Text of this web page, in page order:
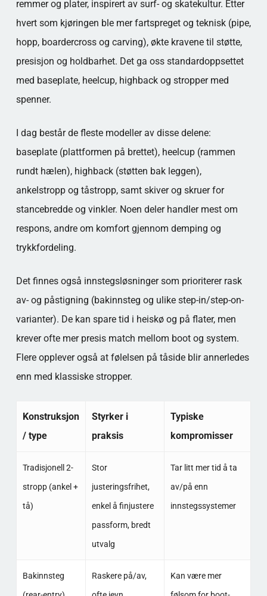
remmer og plater, inspirert av surf- og skatekultur. Etter
hvert som kjøringen ble mer fartspreget og teknisk (pipe,
hopp, boardercross og carving), økte kravene til støtte,
presisjon og holdbarhet. Det ga oss standardoppsettet
med baseplate, heelcup, highback og stropper med
spenner.
I dag består de fleste modeller av disse delene:
baseplate (plattformen på brettet), heelcup (rammen
rundt hælen), highback (støtten bak leggen),
ankelstropp og tåstropp, samt skiver og skruer for
stancebredde og vinkler. Noen deler handler mest om
respons, andre om komfort gjennom demping og
trykkfordeling.
Det finnes også innstegsløsninger som prioriterer rask
av- og påstigning (bakinnsteg og ulike step-in/step-on-
varianter). De kan spare tid i heiskø og på flater, men
krever ofte mer presis match mellom boot og system.
Flere opplever også at følelsen på tåside blir annerledes
enn med klassiske stropper.
Konstruksjon
/ type
Styrker i
praksis
Typiske
kompromisser
Tradisjonell 2-
stropp (ankel +
tå)
Stor
justeringsfrihet,
enkel å finjustere
passform, bredt
utvalg
Tar litt mer tid å ta
av/på enn
innstegssystemer
Bakinnsteg
Raskere på/av,
Kan være mer